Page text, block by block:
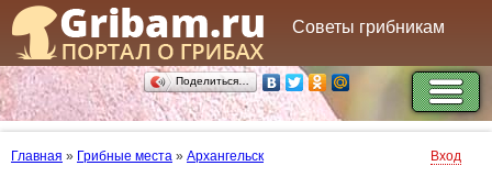
Советы грибникам
Поделиться…
Главная » Грибные места » Архангельск Вход